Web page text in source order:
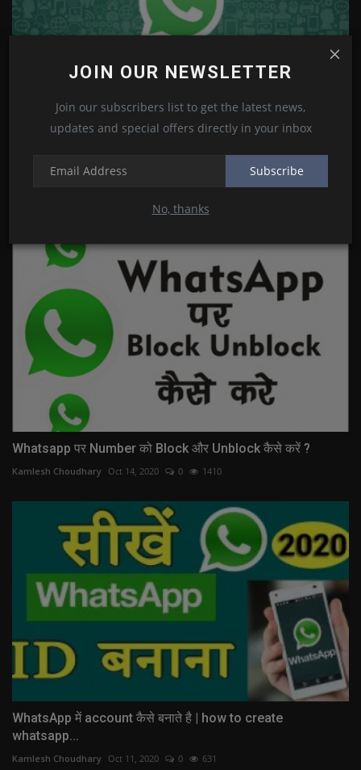
JOIN OUR NEWSLETTER
Join our subscribers list to get the latest news,
updates and special offers directly in your inbox
Subscribe
No, thanks
How to Backup and Restore Whatsapp Messages on
Android
Whatsapp पर Number को Block और Unblock कैसे करें ?
Kamlesh Choudhary Oct 14, 2020 0 1410
WhatsApp में account कैसे बनाते है | how to create
whatsapp...
Kamlesh Choudhary Oct 11, 2020 0 631